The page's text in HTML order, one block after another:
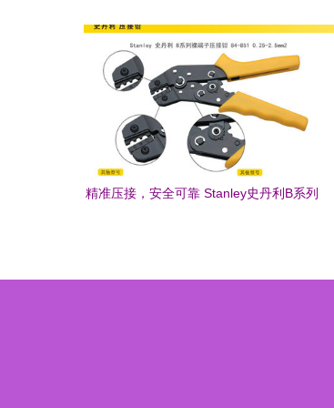
的产品解析
精准压接，安全可靠 Stanley史丹利B系列